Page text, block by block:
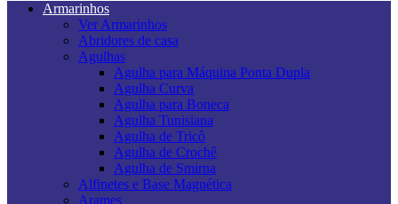
Armarinhos
Ver Armarinhos
Abridores de casa
Agulhas
Agulha para Máquina Ponta Dupla
Agulha Curva
Agulha para Boneca
Agulha Tunisiana
Agulha de Tricô
Agulha de Crochê
Agulha de Smirna
Alfinetes e Base Magnética
Arames